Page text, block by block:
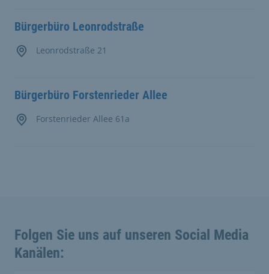
Bürgerbüro Leonrodstraße
Leonrodstraße 21
Bürgerbüro Forstenrieder Allee
Forstenrieder Allee 61a
Folgen Sie uns auf unseren Social Media
Kanälen: